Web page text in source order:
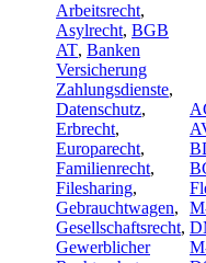
Arbeitsrecht,
Asylrecht, BGB
AT, Banken
Versicherung
Zahlungsdienste,
Datenschutz,
Erbrecht,
Europarecht,
Familienrecht,
Filesharing,
Gebrauchtwagen,
Gesellschaftsrecht,
Gewerblicher